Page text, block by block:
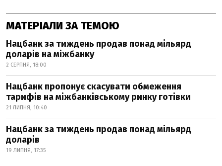
МАТЕРІАЛИ ЗА ТЕМОЮ
Нацбанк за тиждень продав понад мільярд
доларів на міжбанку
2 СЕРПНЯ, 18:00
Нацбанк пропонує скасувати обмеження
тарифів на міжбанківському ринку готівки
21 ЛИПНЯ, 10:40
Нацбанк за тиждень продав понад мільярд
доларів
19 ЛИПНЯ, 17:35